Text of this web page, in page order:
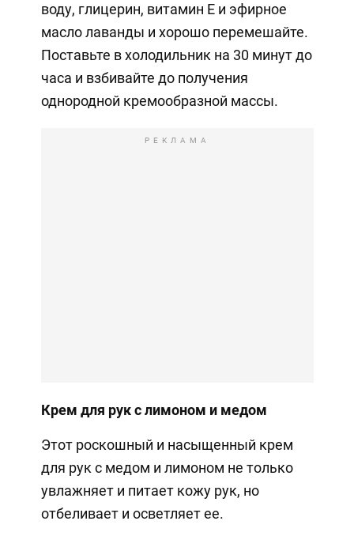
воду, глицерин, витамин Е и эфирное
масло лаванды и хорошо перемешайте.
Поставьте в холодильник на 30 минут до
часа и взбивайте до получения
однородной кремообразной массы.
РЕКЛАМА
Крем для рук с лимоном и медом
Этот роскошный и насыщенный крем
для рук с медом и лимоном не только
увлажняет и питает кожу рук, но
отбеливает и осветляет ее.